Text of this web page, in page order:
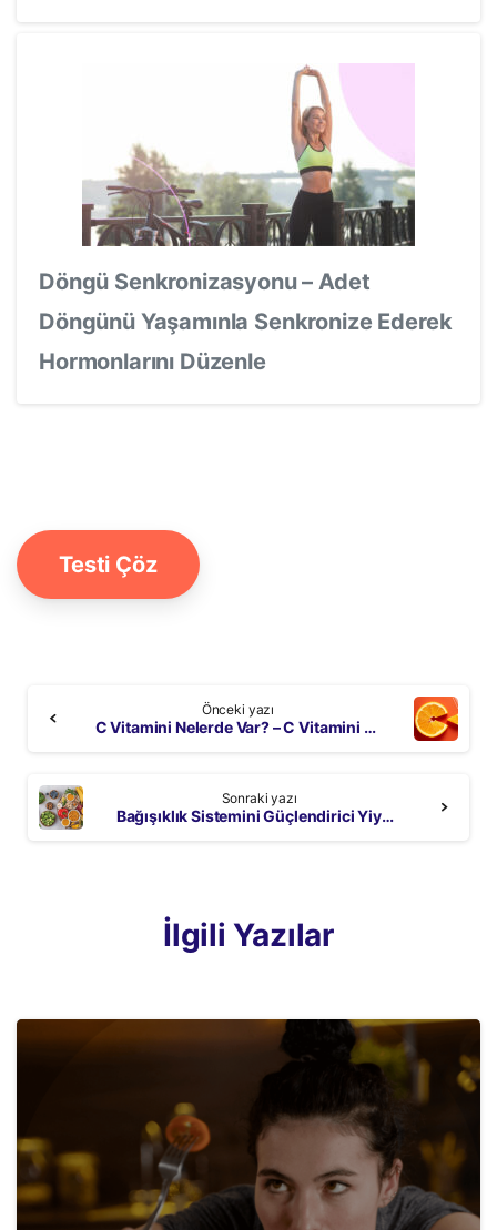
Döngü Senkronizasyonu – Adet
Döngünü Yaşamınla Senkronize Ederek
Hormonlarını Düzenle
Testi Çöz
Reading
Önceki yazı
C Vitamini Nelerde Var? – C Vitamini Faydaları Neler?
Sonraki yazı
Bağışıklık Sistemini Güçlendirici Yiyecekler Neler?
İlgili Yazılar